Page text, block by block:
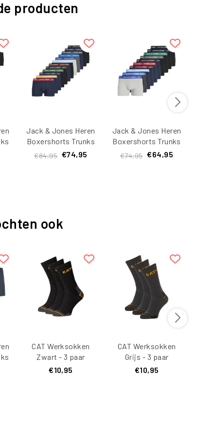
producten
Jack & Jones Heren
Boxershorts Trunks
JACSOLID Effen 12-
€84,95 €74,95
Jack & Jones Heren
Boxershorts Trunks
JACSOLID Effen 10-
€74,95 €64,95
ook
CAT Werksokken
Zwart - 3 paar
€10,95
CAT Werksokken
Grijs - 3 paar
€10,95